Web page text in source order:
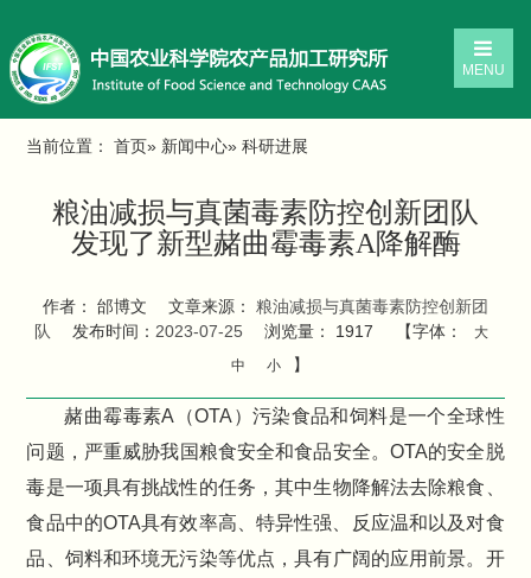
MENU
当前位置：首页» 新闻中心» 科研进展
粮油减损与真菌毒素防控创新团队
发现了新型赭曲霉毒素A降解酶
作者： 邰博文 文章来源：
粮油减损与真菌毒素防控创新团
队
发布时间： 2023-07-25 浏览量： 1917 【字体：
大
中
小 】
赭曲霉毒素A（OTA）污染食品和饲料是一个全球性
问题，严重威胁我国粮食安全和食品安全。OTA的安全脱
毒是一项具有挑战性的任务，其中生物降解法去除粮食、
食品中的OTA具有效率高、特异性强、反应温和以及对食
品、饲料和环境无污染等优点，具有广阔的应用前景。开